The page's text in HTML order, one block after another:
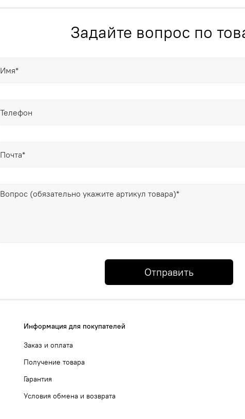
Задайте вопрос по
Отправить
Информация для покупателей
Заказ и оплата
Получение товара
Гарантия
Условия обмена и возврата